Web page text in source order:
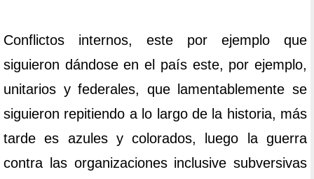
Conflictos internos, este por ejemplo que
siguieron dándose en el país este, por ejemplo,
unitarios y federales, que lamentablemente se
siguieron repitiendo a lo largo de la historia, más
tarde es azules y colorados, luego la guerra
contra las organizaciones inclusive subversivas